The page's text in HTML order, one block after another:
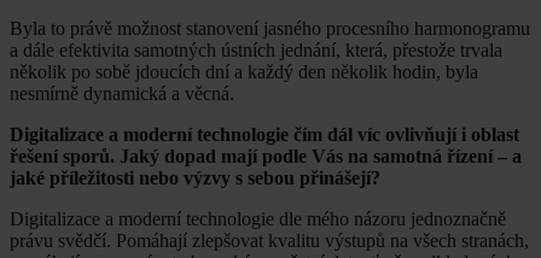
Byla to právě možnost stanovení jasného procesního harmonogramu
a dále efektivita samotných ústních jednání, která, přestože trvala
několik po sobě jdoucích dní a každý den několik hodin, byla
nesmírně dynamická a věcná.
Digitalizace a moderní technologie čím dál víc ovlivňují i oblast
řešení sporů. Jaký dopad mají podle Vás na samotná řízení – a
jaké příležitosti nebo výzvy s sebou přinášejí?
Digitalizace a moderní technologie dle mého názoru jednoznačně
právu svědčí. Pomáhají zlepšovat kvalitu výstupů na všech stranách,